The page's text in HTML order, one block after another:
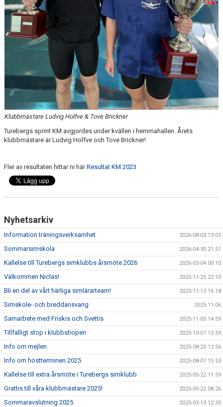
Klubbmästare Ludvig Holfve & Tove Brickner
Turebergs sprint KM avgjordes under kvällen i hemmahallen. Årets
klubbmästare är Ludvig Holfve och Tove Brickner!
Fler av resultaten hittar ni härResultat KM 2023
Nyhetsarkiv
Information träningsverksamhet 2026-08-03 13:03
Sommarsimskola 2026-04-30 21:51
Kallelse till Turebergs simklubbs årsmöte 2026 2026-03-04 00:10
Välkommen Niclas! 2025-11-25 22:10
Bli en del av vårt härliga simlärarteam! 2025-11-13 16:18
Simskole- och breddansvarig 2025-11-06
Samarbete med Friskis och Svettis 2025-11-05 14:59
Tillfälligt stop i klubbshopen 2025-10-07 15:59
Info om mejlen 2025-08-25 12:56
Info om höstterminen 2025 2025-08-07 15:53
Kallelse till extra årsmöte i Turebergs simklubb 2025-05-22 11:59
Grattis till våra klubbmästare 2025! 2025-05-22 08:26
Sommaravslutning 2025 2025-05-13 12:30